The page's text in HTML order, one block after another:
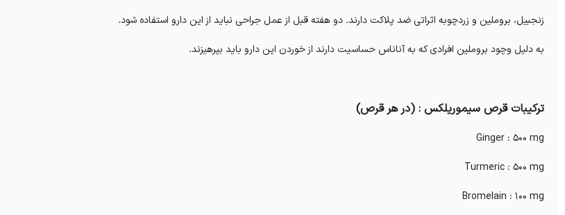
زنجبیل، بروملین و زردچوبه اثراتی ضد پلاکت دارند. دو هفته قبل از عمل جراحی نباید از این دارو استفاده شود.
به دلیل وچود بروملین افرادی که به آناناس حساسیت دارند از خوردن این دارو باید بپرهیزند.
ترکیبات قرص سیموریلکس : (در هر قرص)
Ginger : 500 mg
Turmeric : 500 mg
Bromelain : 100 mg